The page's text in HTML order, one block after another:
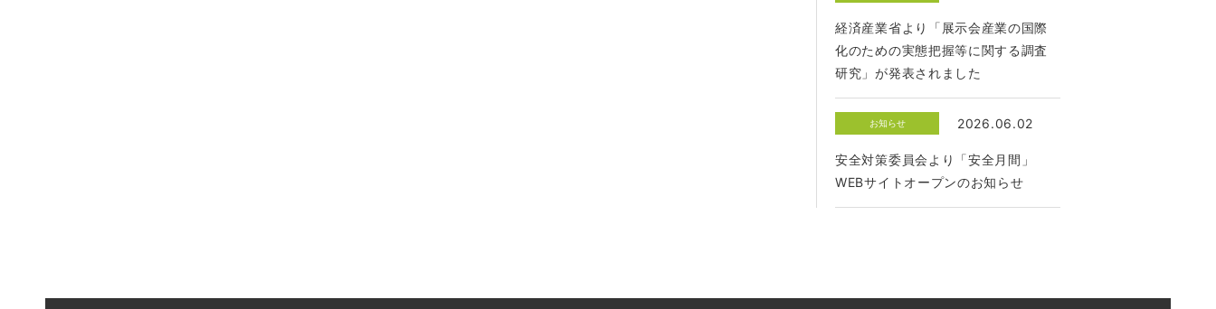
経済産業省より「展示会産業の国際
化のための実態把握等に関する調査
研究」が発表されました
お知らせ 2026.06.02
安全対策委員会より「安全月間」
WEBサイトオープンのお知らせ